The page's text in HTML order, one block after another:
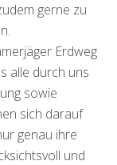
gerne zu
Erdweg
alle durch uns
sowie
sich darauf
genau ihre
und